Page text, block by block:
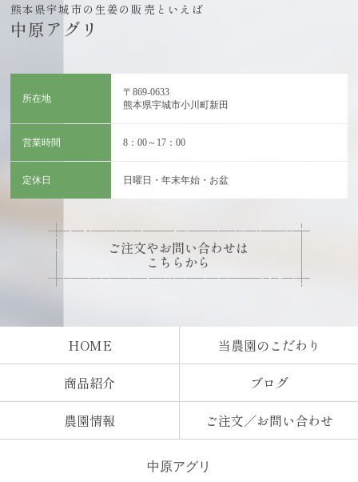
熊本県宇城市の生姜の販売といえば
中原アグリ
所在地
〒869-0633
熊本県宇城市小川町新田
営業時間 8：00～17：00
定休日 日曜日・年末年始・お盆
HOME
当農園のこだわり
商品紹介
ブログ
農園情報
ご注文／お問い合わせ
中原アグリ